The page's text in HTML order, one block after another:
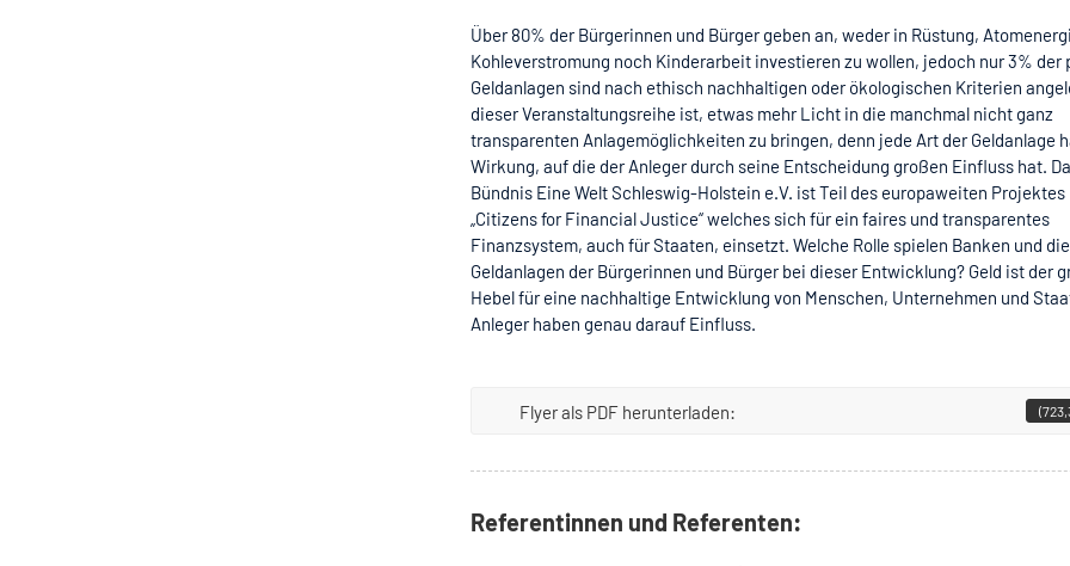
Über 80% der Bürgerinnen und Bürger geben an, weder in Rüstung,
Kohleverstromung noch Kinderarbeit investieren zu wollen, jedoch nur 3% der
Geldanlagen sind nach ethisch nachhaltigen oder ökologischen Kriterien
dieser Veranstaltungsreihe ist, etwas mehr Licht in die manchmal nicht ganz
transparenten Anlagemöglichkeiten zu bringen, denn jede Art der Geldanlage
Wirkung, auf die der Anleger durch seine Entscheidung großen Einfluss hat.
Bündnis Eine Welt Schleswig-Holstein e.V. ist Teil des europaweiten Projektes
„Citizens for Financial Justice“ welches sich für ein faires und transparentes
Finanzsystem, auch für Staaten, einsetzt. Welche Rolle spielen Banken und die
Geldanlagen der Bürgerinnen und Bürger bei dieser Entwicklung? Geld ist der
Hebel für eine nachhaltige Entwicklung von Menschen, Unternehmen und
Anleger haben genau darauf Einfluss.
Flyer als PDF herunterladen:
Referentinnen und Referenten: